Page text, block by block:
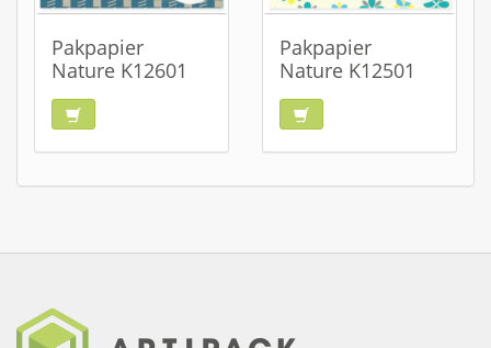
Pakpapier
Nature K12601
Pakpapier
Nature K12501